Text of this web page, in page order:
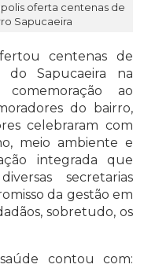
oferta centenas de
Sapucaeira
centenas de
do Sapucaeira na
ao
do bairro,
celebraram com
meio ambiente e
integrada que
secretarias
da gestão em
sobretudo, os
contou com: